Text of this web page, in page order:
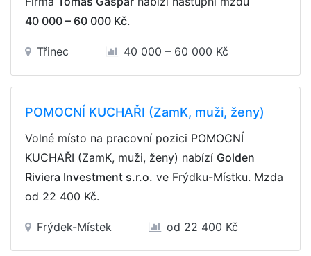
40 000 – 60 000 Kč.
Třinec 40 000 – 60 000 Kč
POMOCNÍ KUCHAŘI (ZamK, muži, ženy)
Volné místo na pracovní pozici POMOCNÍ
KUCHAŘI (ZamK, muži, ženy) nabízí Golden
Riviera Investment s.r.o. ve Frýdku-Místku. Mzda
od 22 400 Kč.
Frýdek-Místek od 22 400 Kč